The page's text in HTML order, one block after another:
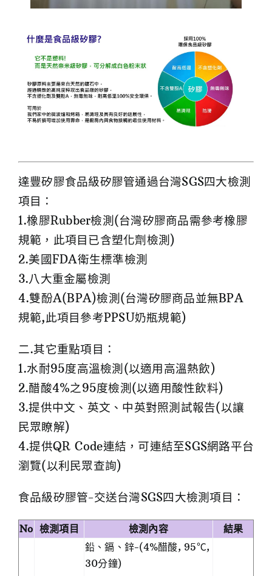
達豐矽膠食品級矽膠管通過台灣SGS四大檢測
項目：
1.橡膠Rubber檢測(台灣矽膠商品需參考橡膠
規範，此項目已含塑化劑檢測)
2.美國FDA衛生標準檢測
3.八大重金屬檢測
4.雙酚A(BPA)檢測(台灣矽膠商品並無BPA
規範,此項目參考PPSU奶瓶規範)
二.其它重點項目：
1.水耐95度高溫檢測(以適用高溫熱飲)
2.醋酸4%之95度檢測(以適用酸性飲料)
3.提供中文、英文、中英對照測試報告(以讓
民眾瞭解)
4.提供QR Code連結，可連結至SGS網路平台
瀏覽(以利民眾查詢)
食品級矽膠管-交送台灣SGS四大檢測項目：
No 檢測項目 檢測內容 結果
鉛、鎘、鋅-(4%醋酸, 95℃,
30分鐘)